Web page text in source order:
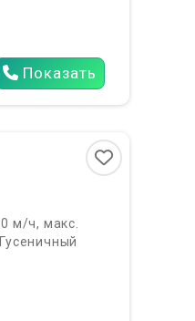
Показать
м/ч, макс.